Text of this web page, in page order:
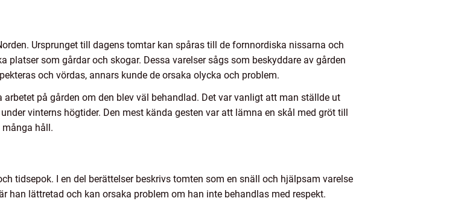
Ursprunget till dagens tomtar kan spåras till de fornnordiska nissarna och
som gårdar och skogar. Dessa varelser sågs som beskyddare av gården
och vördas, annars kunde de orsaka olycka och problem.
på gården om den blev väl behandlad. Det var vanligt att man ställde ut
vinterns högtider. Den mest kända gesten var att lämna en skål med gröt till
håll.
tidsepok. I en del berättelser beskrivs tomten som en snäll och hjälpsam varelse
han lättretad och kan orsaka problem om han inte behandlas med respekt.